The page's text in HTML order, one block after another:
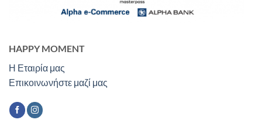
HAPPY MOMENT
Η Εταιρία μας
Επικοινωνήστε μαζί μας